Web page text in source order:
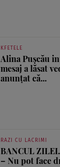
KFETELE
Alina Pușcău
mesaj a lăsat
anunțat că...
RAZI CU LACRIMI
BANCUL
– Nu pot face